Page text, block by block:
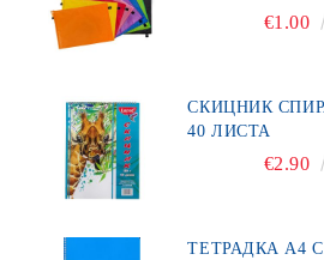
€1.00
СКИЦНИК СПИРАЛА ЛАРЕД 120ГР.
40 ЛИСТА
€2.90
ТЕТРАДКА А4